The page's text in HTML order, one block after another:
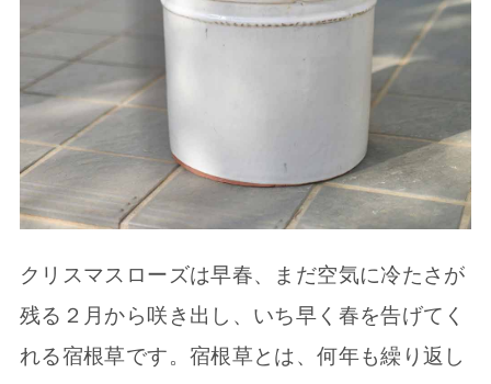
クリスマスローズは早春、まだ空気に冷たさが
残る２月から咲き出し、いち早く春を告げてく
れる宿根草です。宿根草とは、何年も繰り返し